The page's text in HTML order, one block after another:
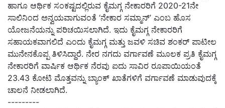
ಹಾಗೂ ಆರ್ಥಿಕ ಸಂಕಷ್ಟದಲ್ಲಿರುವ ಕೈಮಗ್ಗ ನೇಕಾರರಿಗೆ 2020-21ನೇ
ಸಾಲಿನಿಂದ ಅನ್ವಯವಾಗುವಂತೆ ‘ನೇಕಾರ ಸಮ್ಮಾನ್‌’ ಎಂಬ ಹೊಸ
ಯೋಜನೆಯನ್ನು ಪರಿಚಯಿಸಲಾಗಿದೆ. ಇದು ಕೈಮಗ್ಗ ನೇಕಾರರಿಗೆ
ಸಹಾಯಕವಾಗಲಿದೆ ಎಂದು ಕೈಮಗ್ಗ ಮತ್ತು ಜವಳಿ ಸಚಿವ ಶಂಕರ್‌ ಪಾಟೀಲ
ಮುನೇನಕೊಪ್ಪ ತಿಳಿಸಿದ್ದಾರೆ. ನೇರ ನಗದು ವರ್ಗಾವಣೆ ಮೂಲಕ ಪ್ರತಿ ಕೈಮಗ್ಗ
ನೇಕಾರರಿಗೆ ವಾರ್ಷಿಕ ಆರ್ಥಿಕ ನೆರವು ಐದು ಸಾವಿರ ರೂಪಾಯಿಯಂತೆ
23.43 ಕೋಟಿ ಮೊತ್ತವನ್ನು ಬ್ಯಾಂಕ್‌ ಖಾತೆಗಳಿಗೆ ವರ್ಗಾವಣೆ ಮಾಡುವುದಕ್ಕೆ
ಚಾಲನೆ ನೀಡಲಾಗಿದೆ.
---------